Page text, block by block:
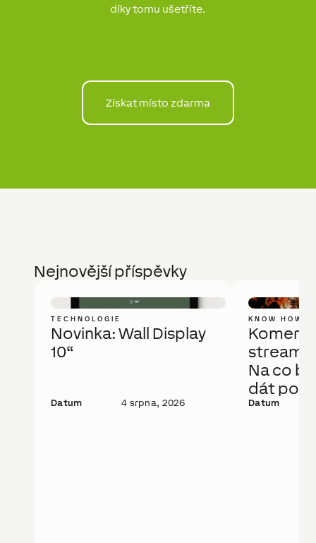
díky tomu ušetříte.
Získat místo zdarma
Nejnovější příspěvky
TECHNOLOGIE
Novinka: Wall Display
10“
Datum 4 srpna, 2026
KNOW HOW
Na co
dát
Datum